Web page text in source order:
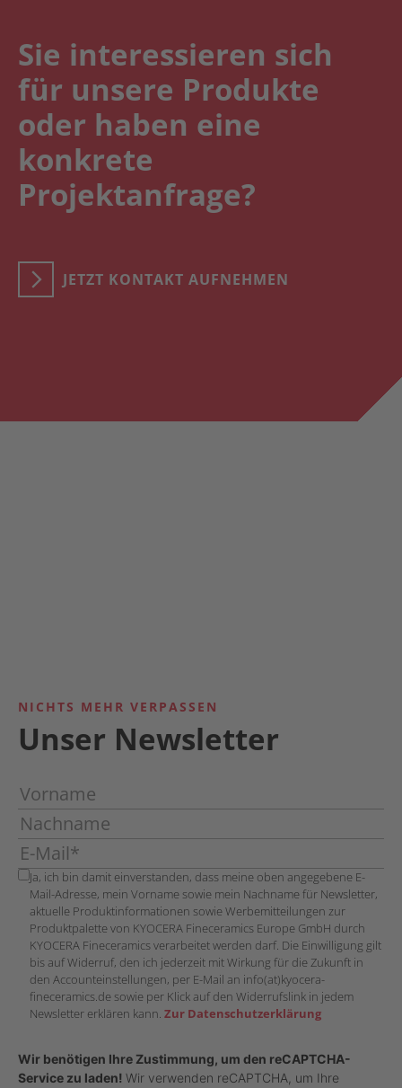
Sie interessieren sich
für unsere Produkte
oder haben eine
konkrete
Projektanfrage?
JETZT KONTAKT AUFNEHMEN
NICHTS MEHR VERPASSEN
Unser Newsletter
Ja, ich bin damit einverstanden, dass meine oben angegebene E-
Mail-Adresse, mein Vorname sowie mein Nachname für Newsletter,
aktuelle Produktinformationen sowie Werbemitteilungen zur
Produktpalette von KYOCERA Fineceramics Europe GmbH durch
KYOCERA Fineceramics verarbeitet werden darf. Die Einwilligung gilt
bis auf Widerruf, den ich jederzeit mit Wirkung für die Zukunft in
den Accounteinstellungen, per E-Mail an info(at)kyocera-
fineceramics.de sowie per Klick auf den Widerrufslink in jedem
Newsletter erklären kann. Zur Datenschutzerklärung
Wir benötigen Ihre Zustimmung, um den reCAPTCHA-
Service zu laden! Wir verwenden reCAPTCHA, um Ihre